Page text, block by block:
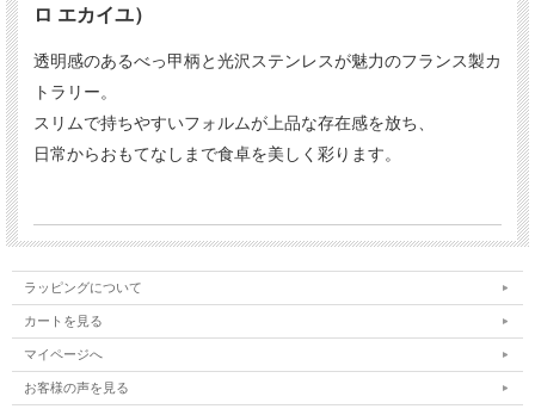
ロ エカイユ）
透明感のあるべっ甲柄と光沢ステンレスが魅力のフランス製カ
トラリー。
スリムで持ちやすいフォルムが上品な存在感を放ち、
日常からおもてなしまで食卓を美しく彩ります。
ラッピングについて
カートを見る
マイページへ
お客様の声を見る